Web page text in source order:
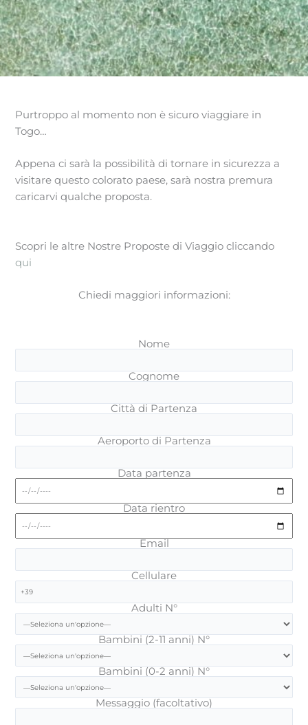
Purtroppo al momento non è sicuro viaggiare in
Togo…
Appena ci sarà la possibilità di tornare in sicurezza a
visitare questo colorato paese, sarà nostra premura
caricarvi qualche proposta.
Scopri le altre Nostre Proposte di Viaggio cliccando
qui
Chiedi maggiori informazioni:
Nome
Cognome
Città di Partenza
Aeroporto di Partenza
Data partenza
Data rientro
Email
Cellulare
Adulti N°
Bambini (2-11 anni) N°
Bambini (0-2 anni) N°
Messaggio (facoltativo)